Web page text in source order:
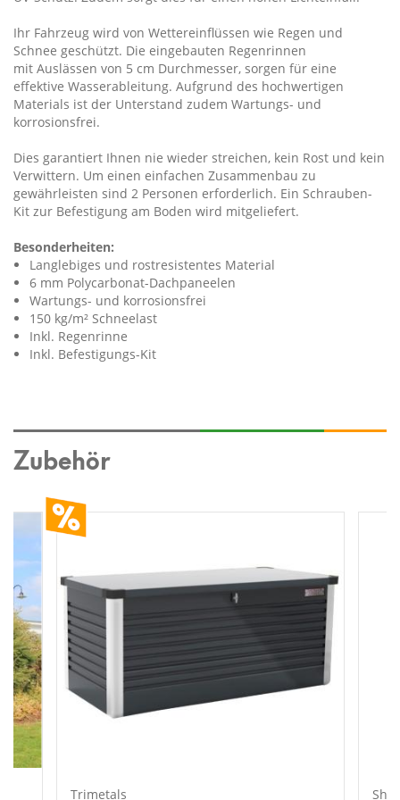
Ihr Fahrzeug wird von Wettereinflüssen wie Regen und
Schnee geschützt. Die eingebauten Regenrinnen
mit Auslässen von 5 cm Durchmesser, sorgen für eine
effektive Wasserableitung. Aufgrund des hochwertigen
Materials ist der Unterstand zudem Wartungs- und
korrosionsfrei.
Dies garantiert Ihnen nie wieder streichen, kein Rost und kein
Verwittern. Um einen einfachen Zusammenbau zu
gewährleisten sind 2 Personen erforderlich. Ein Schrauben-
Kit zur Befestigung am Boden wird mitgeliefert.
Besonderheiten:
Langlebiges und rostresistentes Material
6 mm Polycarbonat-Dachpaneelen
Wartungs- und korrosionsfrei
150 kg/m² Schneelast
Inkl. Regenrinne
Inkl. Befestigungs-Kit
Zubehör
Trimetals